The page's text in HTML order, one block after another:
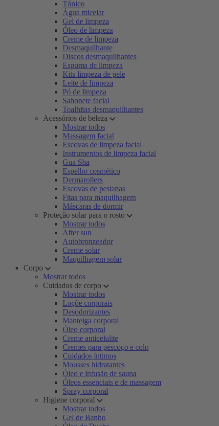
Tónico
Água micelar
Gel de limpeza
Óleo de limpeza
Creme de limpeza
Desmaquilhante
Discos desmaquilhantes
Espuma de limpeza
Kits limpeza de pele
Leite de limpeza
Pó de limpeza
Sabonete facial
Toalhitas desmaquilhantes
Acessórios de beleza
Mostrar todos
Massagem facial
Escovas de limpeza facial
Instrumentos de limpeza facial
Gua Sha
Espelho cosmético
Dermarollers
Escovas de pestanas
Fitas para maquilhagem
Máscaras de dormir
Proteção solar para o rosto
Mostrar todos
After sun
Autobronzeador
Creme solar
Maquilhagem solar
Corpo
Mostrar todos
Cuidados de corpo
Mostrar todos
Loçõe corporais
Desodorizantes
Manteiga corporal
Óleo corporal
Creme anticelulite
Cremes para pescoço e colo
Cuidados íntimos
Mousses hidratantes
Óleo e infusão de sauna
Óleos essenciais e de massagem
Spray corporal
Higiene corporal
Mostrar todos
Gel de Banho